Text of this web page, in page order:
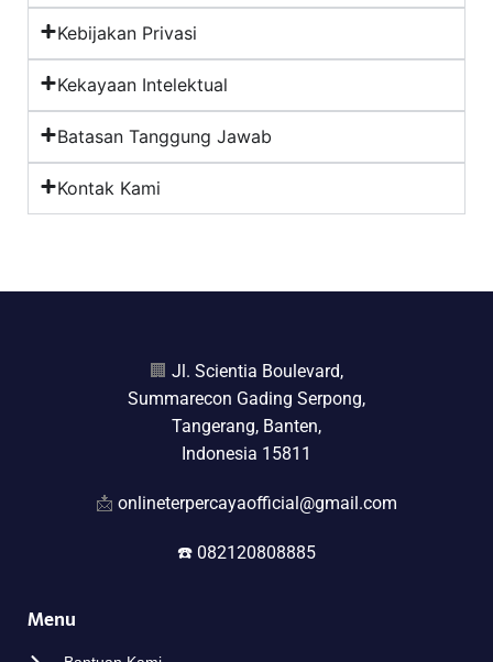
Kebijakan Privasi
Kekayaan Intelektual
Batasan Tanggung Jawab
Kontak Kami
🏢 Jl. Scientia Boulevard,
Summarecon Gading Serpong,
Tangerang, Banten,
Indonesia 15811
📩 onlineterpercayaofficial@gmail.com
☎️ 082120808885
Menu